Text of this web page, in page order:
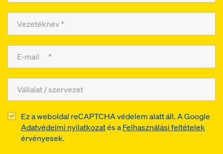
Ez a weboldal reCAPTCHA védelem alatt áll. A Google
Adatvédelmi nyilatkozatés aFelhasználási feltételek
érvényesek.